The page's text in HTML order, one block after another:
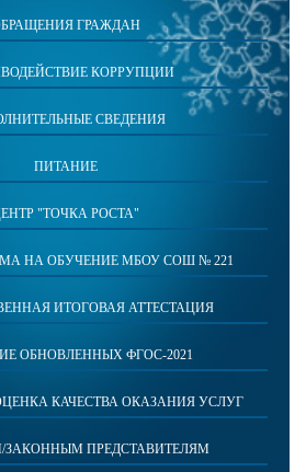
ГРАЖДАН
КОРРУПЦИИ
СВЕДЕНИЯ
ПИТАНИЕ
"ТОЧКА РОСТА"
НА ОБУЧЕНИЕ МБОУ СОШ № 221
ИТОГОВАЯ АТТЕСТАЦИЯ
ОБНОВЛЕННЫХ ФГОС-2021
КАЧЕСТВА ОКАЗАНИЯ УСЛУГ
ЗАКОННЫМ ПРЕДСТАВИТЕЛЯМ